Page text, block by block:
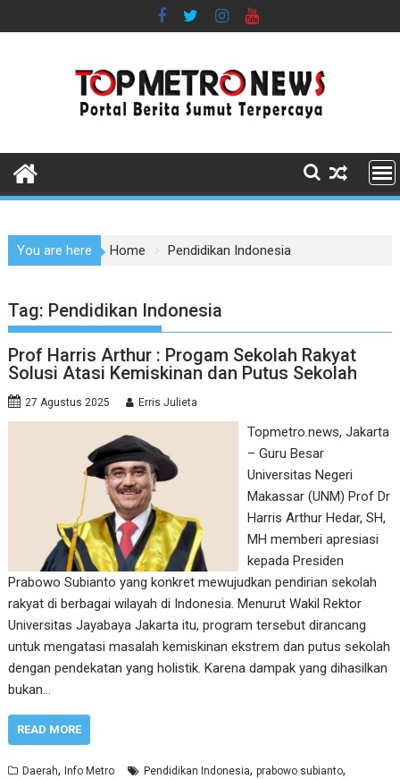
to
You are here Home Pendidikan Indonesia
Tag: Pendidikan Indonesia
Prof Harris Arthur : Progam Sekolah Rakyat
Solusi Atasi Kemiskinan dan Putus Sekolah
27 Agustus 2025 Erris Julieta
Topmetro.news, Jakarta
– Guru Besar
Universitas Negeri
Makassar (UNM) Prof Dr
Harris Arthur Hedar, SH,
MH memberi apresiasi
kepada Presiden
Prabowo Subianto yang konkret mewujudkan pendirian sekolah
rakyat di berbagai wilayah di Indonesia. Menurut Wakil Rektor
Universitas Jayabaya Jakarta itu, program tersebut dirancang
untuk mengatasi masalah kemiskinan ekstrem dan putus sekolah
dengan pendekatan yang holistik. Karena dampak yang dihasilkan
bukan…
READ MORE
Daerah,Info Metro Pendidikan Indonesia,prabowo subianto,